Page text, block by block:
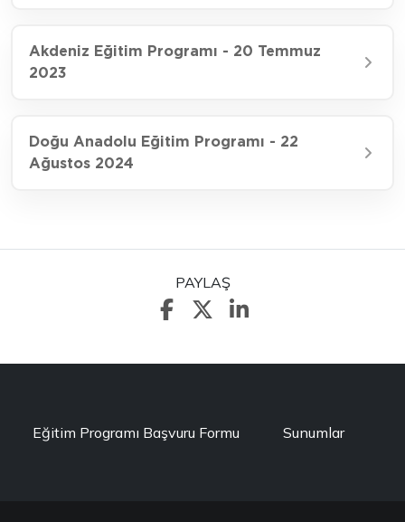
Akdeniz Eğitim Programı - 20 Temmuz
2023
Doğu Anadolu Eğitim Programı - 22
Ağustos 2024
PAYLAŞ
Eğitim Programı Başvuru Formu Sunumlar